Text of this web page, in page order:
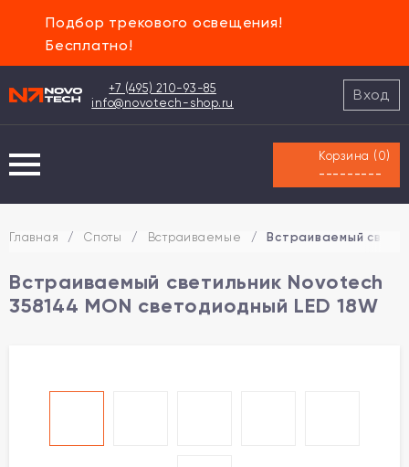
Подбор трекового освещения!
Бесплатно!
+7 (495) 210-93-85
info@novotech-shop.ru
Вход
Корзина ( 0)
---------
Главная / Споты / Встраиваемые / Встраиваемый
Встраиваемый светильник Novotech
358144 MON светодиодный LED 18W